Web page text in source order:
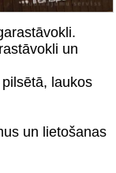
un
laukos
un lietošanas